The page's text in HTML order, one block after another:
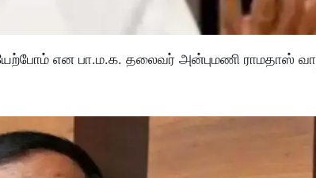
என பா.ம.க. தலைவர் அன்புமணி ராமதாஸ்